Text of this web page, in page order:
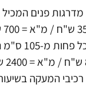
מ-10 ס"מ המקסימליים